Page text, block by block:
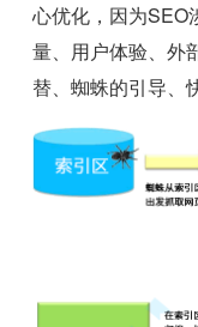
心优化，因为SEO
量、用户体验、外
替、蜘蛛的引导、